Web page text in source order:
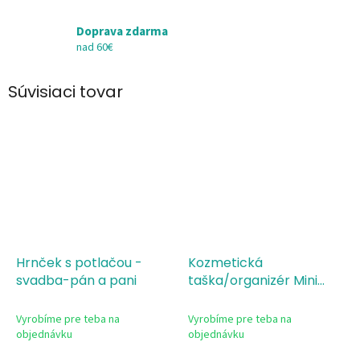
Doprava zdarma
nad 60€
Súvisiaci tovar
Hrnček s potlačou -
svadba-pán a pani
Vyrobíme pre teba na
objednávku
Kozmetická
taška/organizér Mini
and Mrs)
Vyrobíme pre teba na
objednávku